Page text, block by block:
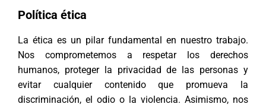
Política ética
La ética es un pilar fundamental en nuestro trabajo.
Nos comprometemos a respetar los derechos
humanos, proteger la privacidad de las personas y
evitar cualquier contenido que promueva la
discriminación, el odio o la violencia. Asimismo, nos